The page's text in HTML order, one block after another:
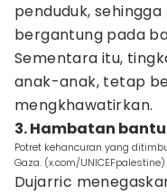
penduduk,
bergantung pada
Sementara itu,
anak-anak, tetap
mengkhawatirkan.
3. Hambatan
Potret kehancuran yang
Gaza. (x.com/UNICEFpalestine)
Dujarric